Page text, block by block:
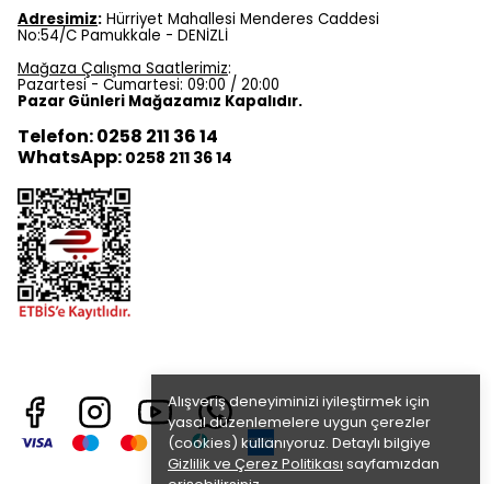
Alışveriş deneyiminizi iyileştirmek için
yasal düzenlemelere uygun çerezler
(cookies) kullanıyoruz. Detaylı bilgiye
Gizlilik ve Çerez Politikası sayfamızdan
Adresimiz: Hürriyet Mahallesi Menderes Caddesi
No:54/C Pamukkale - DENİZLİ
Mağaza Çalışma Saatlerimiz:
Pazartesi - Cumartesi: 09:00 / 20:00
Pazar Günleri Mağazamız Kapalıdır.
Telefon: 0258 211 36 14
WhatsApp: 0258 211 36 14